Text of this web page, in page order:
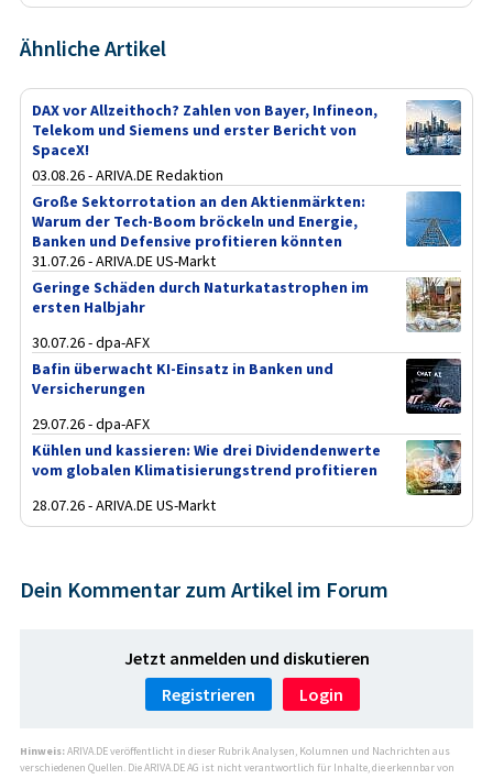
Ähnliche Artikel
DAX vor Allzeithoch? Zahlen von Bayer, Infineon,
Telekom und Siemens und erster Bericht von
SpaceX!
03.08.26 - ARIVA.DE Redaktion
Große Sektorrotation an den Aktienmärkten:
Warum der Tech-Boom bröckeln und Energie,
Banken und Defensive profitieren könnten
31.07.26 - ARIVA.DE US-Markt
Geringe Schäden durch Naturkatastrophen im
ersten Halbjahr
30.07.26 - dpa-AFX
Bafin überwacht KI-Einsatz in Banken und
Versicherungen
29.07.26 - dpa-AFX
Kühlen und kassieren: Wie drei Dividendenwerte
vom globalen Klimatisierungstrend profitieren
28.07.26 - ARIVA.DE US-Markt
Dein Kommentar zum Artikel im Forum
Jetzt anmelden und diskutieren
Registrieren
Login
Hinweis:ARIVA.DE veröffentlicht in dieser Rubrik Analysen, Kolumnen und Nachrichten aus
verschiedenen Quellen. Die ARIVA.DE AG ist nicht verantwortlich für Inhalte, die erkennbar von